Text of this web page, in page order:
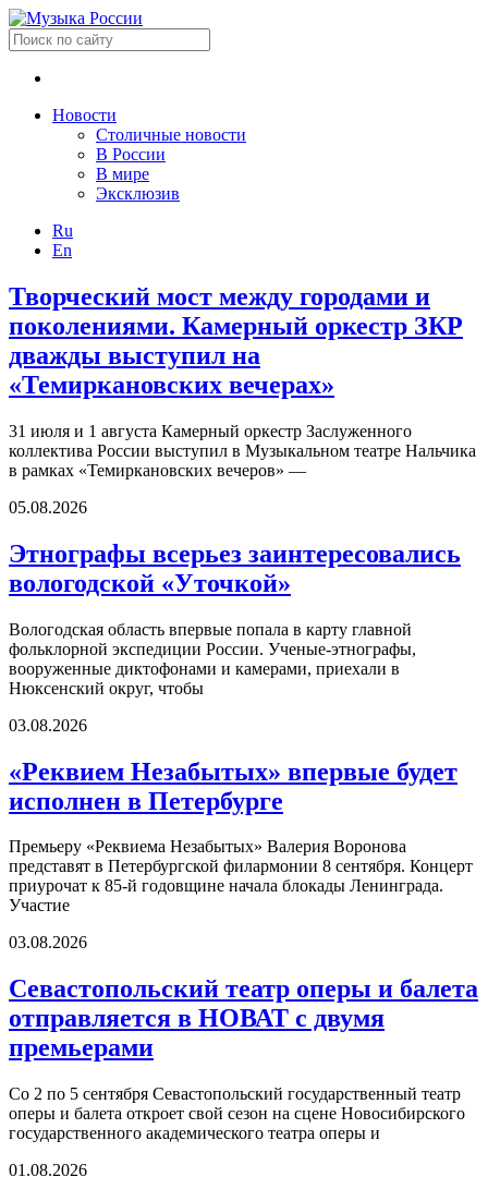
Новости
Столичные новости
В России
В мире
Эксклюзив
Ru
En
Творческий мост между городами и
поколениями. Камерный оркестр ЗКР
дважды выступил на
«Темиркановских вечерах»
31 июля и 1 августа Камерный оркестр Заслуженного
коллектива России выступил в Музыкальном театре Нальчика
в рамках «Темиркановских вечеров» —
05.08.2026
Этнографы всерьез заинтересовались
вологодской «Уточкой»
Вологодская область впервые попала в карту главной
фольклорной экспедиции России. Ученые-этнографы,
вооруженные диктофонами и камерами, приехали в
Нюксенский округ, чтобы
03.08.2026
«Реквием Незабытых» впервые будет
исполнен в Петербурге
Премьеру «Реквиема Незабытых» Валерия Воронова
представят в Петербургской филармонии 8 сентября. Концерт
приурочат к 85-й годовщине начала блокады Ленинграда.
Участие
03.08.2026
Севастопольский театр оперы и балета
отправляется в НОВАТ с двумя
премьерами
Со 2 по 5 сентября Севастопольский государственный театр
оперы и балета откроет свой сезон на сцене Новосибирского
государственного академического театра оперы и
01.08.2026